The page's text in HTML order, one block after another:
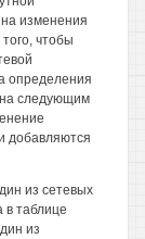
изменения
чтобы
определения
следующим
добавляются
из сетевых
в таблице
из